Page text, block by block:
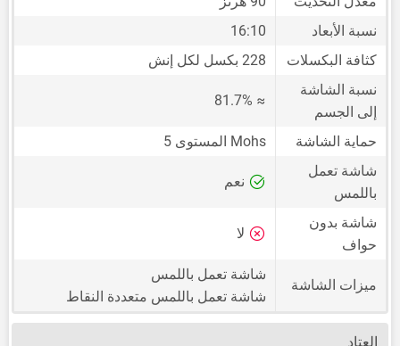
نسبة الأبعاد
16:10
كثافة البكسلات
228 بكسل لكل إنش
نسبة الشاشة
إلى الجسم
≈ 81.7%
حماية الشاشة
Mohs المستوى 5
شاشة تعمل
باللمس
نعم
شاشة بدون
حواف
لا
ميزات الشاشة
شاشة تعمل باللمس
شاشة تعمل باللمس متعددة النقاط
العتاد